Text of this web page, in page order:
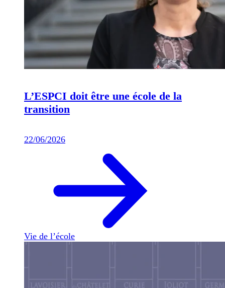
L’ESPCI doit être une école de la
transition
22/06/2026
Vie de l’école